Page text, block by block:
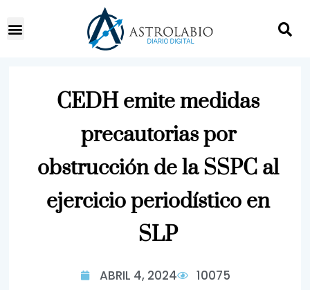
CEDH emite medidas
precautorias por
obstrucción de la SSPC al
ejercicio periodístico en
SLP
ABRIL 4, 2024 10075